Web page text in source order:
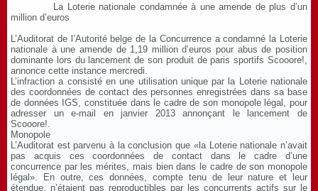
La Loterie nationale condamnée à une amende de plus d’un
million d’euros
L’Auditorat de l’Autorité belge de la Concurrence a condamné la Loterie
nationale à une amende de 1,19 million d’euros pour abus de position
dominante lors du lancement de son produit de paris sportifs Scooore!,
annonce cette instance mercredi.
L’infraction a consisté en une utilisation unique par la Loterie nationale
des coordonnées de contact des personnes enregistrées dans sa base
de données IGS, constituée dans le cadre de son monopole légal, pour
adresser un e-mail en janvier 2013 annonçant le lancement de
Scooore!.
Monopole
L’Auditorat est parvenu à la conclusion que «la Loterie nationale n’avait
pas acquis ces coordonnées de contact dans le cadre d’une
concurrence par les mérites, mais bien dans le cadre de son monopole
légal». En outre, ces données, compte tenu de leur nature et leur
étendue, n’étaient pas reproductibles par les concurrents actifs sur le